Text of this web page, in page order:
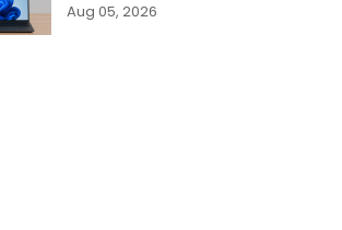
Aug 05, 2026